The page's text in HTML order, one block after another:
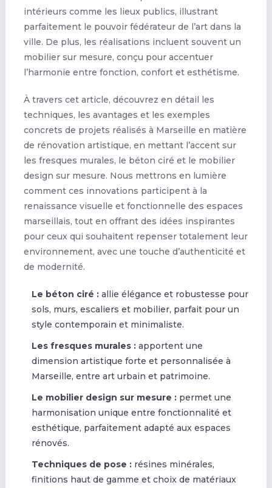
intérieurs comme les lieux publics, illustrant
parfaitement le pouvoir fédérateur de l’art dans la
ville. De plus, les réalisations incluent souvent un
mobilier sur mesure, conçu pour accentuer
l’harmonie entre fonction, confort et esthétisme.
À travers cet article, découvrez en détail les
techniques, les avantages et les exemples
concrets de projets réalisés à Marseille en matière
de rénovation artistique, en mettant l’accent sur
les fresques murales, le béton ciré et le mobilier
design sur mesure. Nous mettrons en lumière
comment ces innovations participent à la
renaissance visuelle et fonctionnelle des espaces
marseillais, tout en offrant des idées inspirantes
pour ceux qui souhaitent repenser totalement leur
environnement, avec une touche d’authenticité et
de modernité.
Le béton ciré :allie élégance et robustesse pour
sols, murs, escaliers et mobilier, parfait pour un
style contemporain et minimaliste.
Les fresques murales :apportent une
dimension artistique forte et personnalisée à
Marseille, entre art urbain et patrimoine.
Le mobilier design sur mesure :permet une
harmonisation unique entre fonctionnalité et
esthétique, parfaitement adapté aux espaces
rénovés.
Techniques de pose :résines minérales,
finitions haut de gamme et choix de matériaux